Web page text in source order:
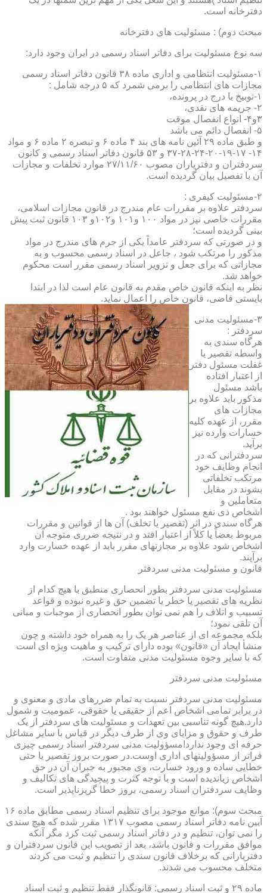
دفترخانه است.
مبحث دوم) : مسئولیت های دفترخانه
سه نوع مسئولیت برای دفاتر اسناد رسمی در ایران وجود دارد:
۱-مسئولیت انتظامی و اداری ماده ۳۸ قانون دفاتر اسناد رسمی
مجازات های انتظامی را برمی شمرد که ۵ درجه شامل :
۱-توبیخ با درج در پرونده،
۲- جریمه های نقدی،
۳و۴- انواع انفصال موقت
۵- انفصال دائم می باشد
و طبق ماده ۲۹ آئین نامه های بند ۴ ماده ۶ و تبصره ۲ ماده ۶ و مواد
۱۴- ۱۷-۱۹-۲۰-۲۴-۲۸-۳۷ و ۵۳ قانون دفاتر اسناد رسمی و کانون
سردفتران و دفتریاران مصوب ۲۷/۱۱/۶۰ موارد تخلفات و مجازات
آن با تفصیل بیان گردیده است.
۲-مسئولیت کیفری :
سردفتر علاوه بر مقررات عام مندرج در قانون مجازات اسلامی،
مقررات خاصی نیز در مواد ۱۰۰ و۱۰۱ و۱۰۲و ۱۰۳ قانون ثبت پیش
بینی گردیده است؛
و در صورتی که سردفتر عامداً یکی از جرم های مندرج در مواد
مذکور را مرتکب شود ، جاعل در اسناد رسمی محسوب و به
مجازاتی که برای جعل و تزویر اسناد رسمی مقرر است محکوم
خواهد شد.
نظر به اینکه قانون خاص مقدم به قانون عام است لذا در ابتدا
بایستی قاضی، قانون خاص را اعمال نماید.
۳-مسئولیت مدنی
سردفتر :
هرگاه سندی به
واسطه تقصیر یا
غفلت مسئول دفتر
از اعتبار افتاده
باشد مسئول
مذکور باید علاوه بر
مجازات های
مقرر، از عهده کلیه
خسارات وارده نیز
برآید.
سردفترانی که در
انجام وظایف خود
مرتکب تخلفاتی
بشوند در مقابل
متعاملین و
اشخاص ذی نفع مسئول خواهند بود .
هرگاه سندی در اثر (تقصیر یا تخلف) آن ها از قوانین و مقررات
مربوط بعضاً یا کلاً از اعتبار افتد و در نتیجه ضرری متوجه آن
اشخاص شود علاوه بر مجازتهای مقرر باید از عهده خسارت وارد
برآیند.
قانون و مسئولیت مدنی سردفتر
مسئولیت مدنی سردفتر بطور انحصاری منطبق با هیچ کدام از
نظریه های تقصیر یا خطر یا تضمین حق و غیره نبوده و قواعد
تسبیب و اتلاف را هم نمی توان بطور انحصاری از موجبات و مبانی
آن تلقی نمود؛
بلکه مجموعه ای از عناصر هر یک را به همراه خود داشته و چون
منشأ ایجاد آن «قانون» بوده دارای ترکیب و ماهیت ویژه ای است
که با سایر وجوه مسئولیت مدنی متفاوت است.
مسئولیت مدنی سردفتر
مسئولیت مدنی سردفتر نسبت به تمام ضررهای مادی و معنوی و
در برابر تمامی اشخاص اعم از حقیقی یا حقوقی، عمومیت و شمول
دارد.هیچ گونه تناسبی بین تعهدات و مسئولیت های سردفتر از یک
طرف و حقوق و مزایای وی از طرف دیگر در قیاس با سایر مشاغل
حرفه ای وجود ندارد!مسؤولیت مدنی سردفتر اسناد رسمی چیزی
فراتر از مسؤولیتهای اداری اوست.در صورت بروز تقصیر یا حتی
خطایی ساده و ورود خسارت، وی مجبور به جبران آن در حق
اشخاص زیاندیده است و با توجه کثرت و پیچیدگی های تکالیف و
وظایف سردفتران اسناد رسمی، بروز خطا گریزناپذیر است.
مبحث سوم): موانع موجود برای تنظیم اسناد رسمی مطابق ماده ۱۶
آیین نامه دفاتر اسناد رسمی مصوب ۱۳۱۷ مقرر شده که هیچ سندی
را نمی توان، تنظیم و در دفاتر اسناد رسمی ثبت کرد مگر آنکه
موافق مقررات و قانون باشد، بعد از تصویب این قانون سردفتران و
دفتریارانی که برخلاف قانون سندی را تنظیم و ثبت می کردند
متخلف محسوب می شدند.
ماده ۲۹ و ثبت اسناد رسمی: قانونگذار فقط تنظیم و ثبت اسناد